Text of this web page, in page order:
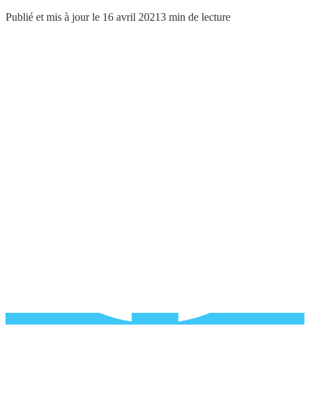
Publié et mis à jour le 16 avril 20213 min de lecture